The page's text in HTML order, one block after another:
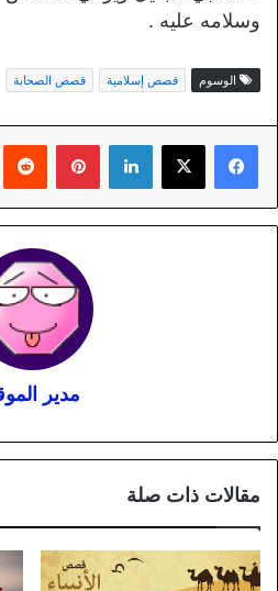
وسلامه عليه .
الوسوم قصص إسلامية قصص الصحابة
لينكدإن بينتيريست
مدير
مقالات ذات صلة